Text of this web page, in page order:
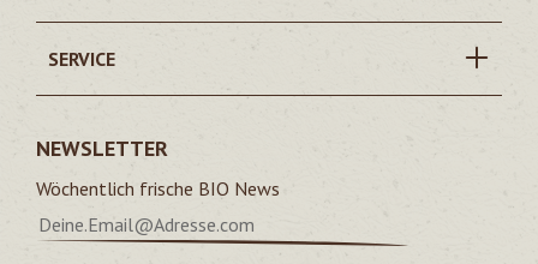
SERVICE
NEWSLETTER
Wöchentlich frische BIO News